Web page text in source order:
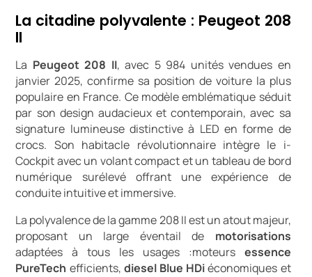
La citadine polyvalente : Peugeot 208
II
La Peugeot 208 II, avec 5 984 unités vendues en
janvier 2025, confirme sa position de voiture la plus
populaire en France. Ce modèle emblématique séduit
par son design audacieux et contemporain, avec sa
signature lumineuse distinctive à LED en forme de
crocs. Son habitacle révolutionnaire intègre le i-
Cockpit avec un volant compact et un tableau de bord
numérique surélevé offrant une expérience de
conduite intuitive et immersive.
La polyvalence de la gamme 208 II est un atout majeur,
proposant un large éventail de motorisations
adaptées à tous les usages :moteurs essence
PureTech efficients, diesel Blue HDiéconomiques et